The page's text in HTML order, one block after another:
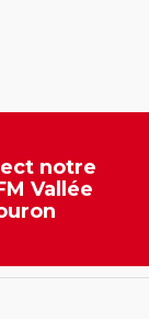
notre
Vallée